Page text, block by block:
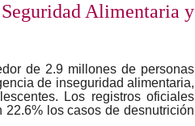
Alimentaria y
de 2.9 millones de personas
de inseguridad alimentaria,
Los registros oficiales
los casos de desnutrición